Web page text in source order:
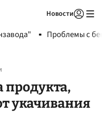
Новости
Проблемы с
продукта,
укачивания